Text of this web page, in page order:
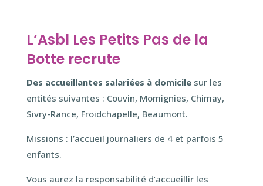
L’Asbl Les Petits Pas de la
Botte recrute
Des accueillantes salariées à domicilesur les
entités suivantes : Couvin, Momignies, Chimay,
Sivry-Rance, Froidchapelle, Beaumont.
Missions : l’accueil journaliers de 4 et parfois 5
enfants.
Vous aurez la responsabilité d’accueillir les